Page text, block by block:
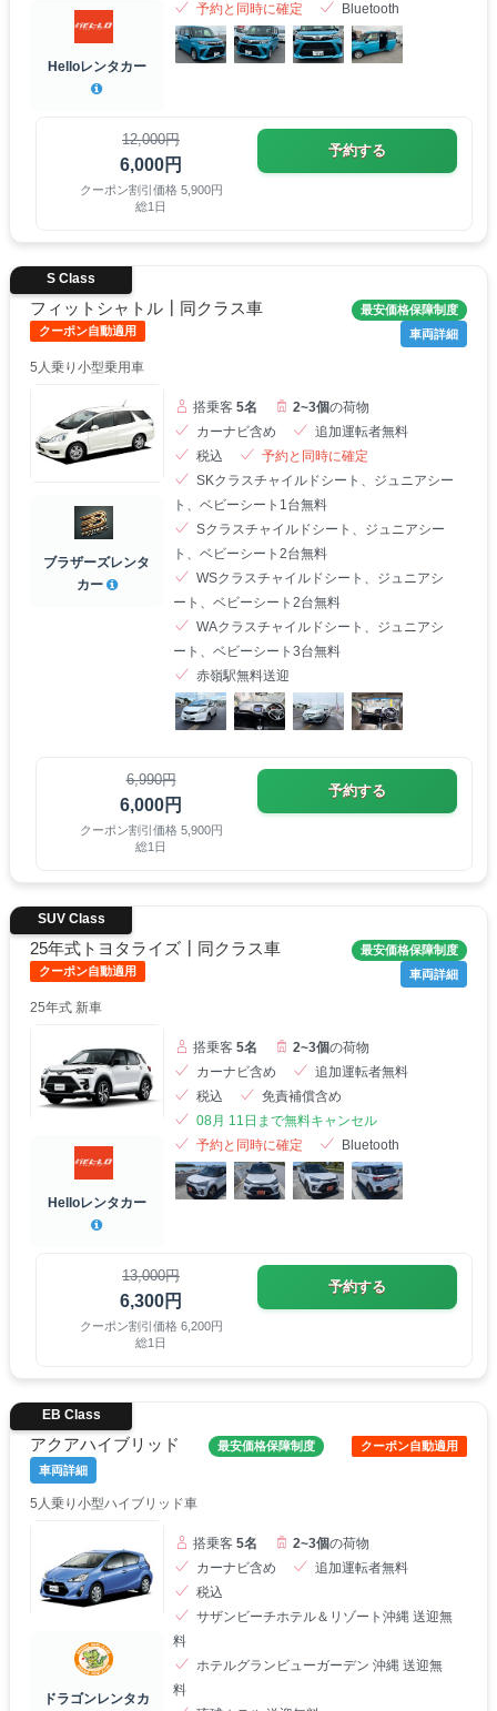
Helloレンタカー
予約と同時に確定
Bluetooth
12,000円
6,000円
クーポン割引価格 5,900円
総1日
予約する
フィットシャトル┃同クラス車
最安価格保障制度
クーポン自動適用
車両詳細
S Class
5人乗り小型乗用車
ブラザーズレンタ
カー
搭乗客5名 2~3個の荷物
カーナビ含め
追加運転者無料
税込
予約と同時に確定
SKクラスチャイルドシート、ジュニアシー
ト、ベビーシート1台無料
Sクラスチャイルドシート、ジュニアシー
ト、ベビーシート2台無料
WSクラスチャイルドシート、ジュニアシ
ート、ベビーシート2台無料
WAクラスチャイルドシート、ジュニアシ
ート、ベビーシート3台無料
赤嶺駅無料送迎
6,990円
6,000円
クーポン割引価格 5,900円
総1日
予約する
25年式トヨタライズ┃同クラス車
最安価格保障制度
クーポン自動適用
車両詳細
SUV Class
25年式 新車
Helloレンタカー
搭乗客5名 2~3個の荷物
カーナビ含め
追加運転者無料
税込
免責補償含め
08月 11日まで無料キャンセル
予約と同時に確定
Bluetooth
13,000円
6,300円
クーポン割引価格 6,200円
総1日
予約する
アクアハイブリッド 最安価格保障制度
クーポン自動適用
車両詳細
EB Class
5人乗り小型ハイブリッド車
ドラゴンレンタカ
搭乗客5名 2~3個の荷物
カーナビ含め
追加運転者無料
税込
サザンビーチホテル＆リゾート沖縄 送迎無
料
ホテルグランビューガーデン 沖縄 送迎無
料